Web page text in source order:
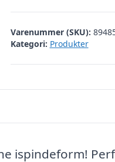
Varenummer (SKU):
Kategori: Produkter
ispindeform!